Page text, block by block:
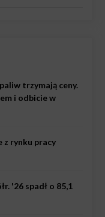
trzymają ceny.
i odbicie w
z rynku pracy
'26 spadł o 85,1